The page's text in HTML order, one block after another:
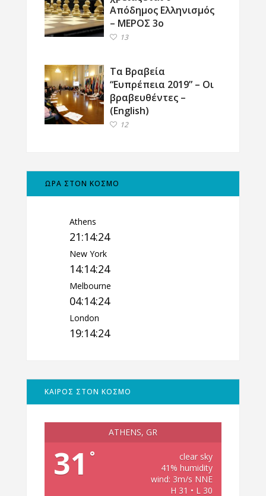
Απόδημος Ελληνισμός
– ΜΕΡΟΣ 3ο
13
Τα Βραβεία
“Ευπρέπεια 2019” – Οι
βραβευθέντες –
(English)
12
ΩΡΑ ΣΤΟΝ ΚΟΣΜΟ
Athens
21:14:25
New York
14:14:25
Melbourne
04:14:25
London
19:14:25
ΚΑΙΡΟΣ ΣΤΟΝ ΚΟΣΜΟ
ATHENS, GR
31 °
clear sky
41% humidity
wind: 3m/s NNE
H 31 • L 30